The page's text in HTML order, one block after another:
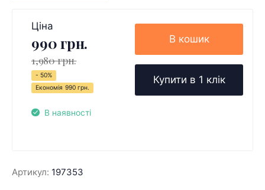
Ціна
990 грн.
1,980 грн.
- 50%
Економія 990 грн.
В наявності
В кошик
Купити в 1 клік
Артикул: 197353